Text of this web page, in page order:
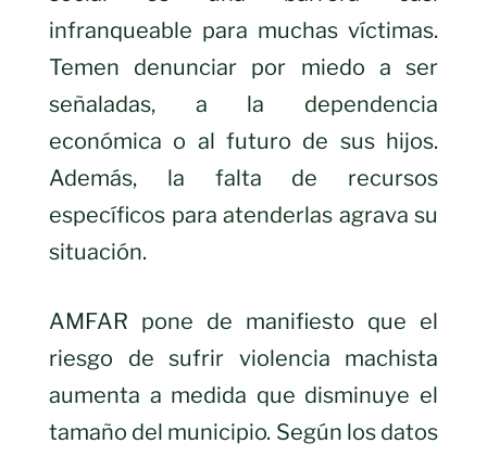
infranqueable para muchas víctimas.
Temen denunciar por miedo a ser
señaladas, a la dependencia
económica o al futuro de sus hijos.
Además, la falta de recursos
específicos para atenderlas agrava su
situación.
AMFAR pone de manifiesto que el
riesgo de sufrir violencia machista
aumenta a medida que disminuye el
tamaño del municipio. Según los datos